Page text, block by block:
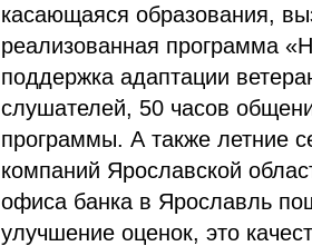
касающаяся образования,
реализованная программа
поддержка адаптации
слушателей, 50 часов
программы. А также летние
компаний Ярославской
офиса банка в Ярославль
улучшение оценок, это